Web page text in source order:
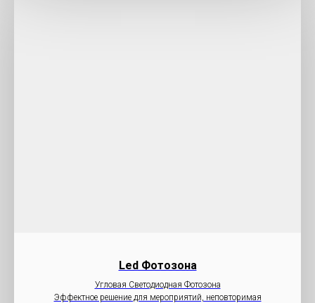
Led Фотозона
Угловая Светодиодная Фотозона
Эффектное решение для мероприятий, неповторимая